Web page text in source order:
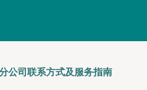
公司联系方式及服务指南